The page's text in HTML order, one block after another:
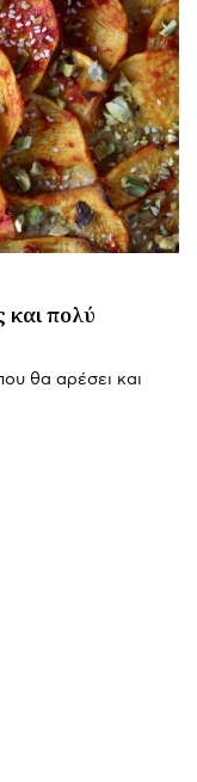
και πολύ
θα αρέσει και